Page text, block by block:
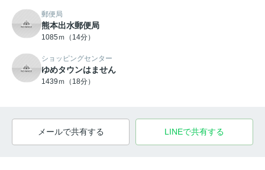
郵便局
熊本出水郵便局
1085ｍ（14分）
ショッピングセンター
ゆめタウンはません
1439ｍ（18分）
メールで共有する LINEで共有する